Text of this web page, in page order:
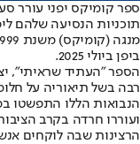
ספר קומיקס יפני עורר
תוכניות הנסיעה שלהם
ביפן ביולי 2025.
הספר "העתיד שראיתי",
רבה בשל תיאוריה על
הנבואות הללו התפשטו
ועוררו חרדה בקרב
הרצינות שבה לוקחים